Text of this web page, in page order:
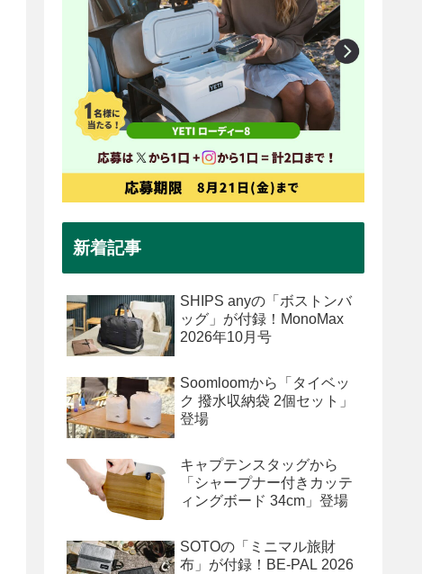
新着記事
SHIPS anyの「ボストンバ
ッグ」が付録！MonoMax
2026年10月号
Soomloomから「タイベッ
ク 撥水収納袋 2個セット」
登場
キャプテンスタッグから
「シャープナー付きカッテ
ィングボード 34cm」登場
SOTOの「ミニマル旅財
布」が付録！BE-PAL 2026